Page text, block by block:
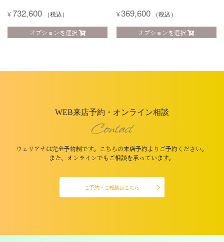
¥732,600 （税込）
オプションを選択
¥369,600 （税込）
オプションを選択
WEB来店予約・オンライン相談
Contact
ウェリアナは完全予約制です。こちらの来店予約よりご予約ください。
また、オンラインでもご相談を承っています。
ご予約・ご相談はこちら